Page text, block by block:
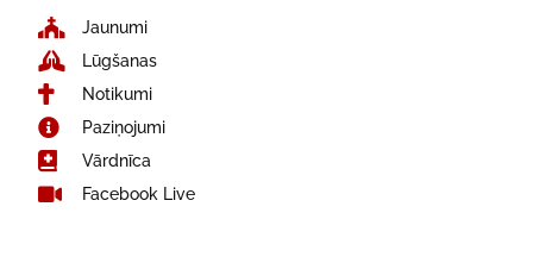
Jaunumi
Lūgšanas
Notikumi
Paziņojumi
Vārdnīca
Facebook Live